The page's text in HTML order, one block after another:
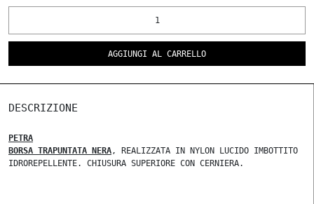
AGGIUNGI AL CARRELLO
DESCRIZIONE
PETRA
BORSA TRAPUNTATA NERA, REALIZZATA IN NYLON LUCIDO IMBOTTITO
IDROREPELLENTE. CHIUSURA SUPERIORE CON CERNIERA.